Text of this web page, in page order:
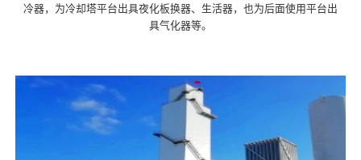
冷器，为冷却塔平台出具夜化板换器、生活器，也为后面使用平台出
具气化器等。